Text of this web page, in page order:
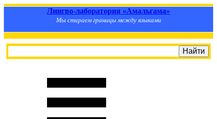
Лингво-лаборатория «Амальгама»
Мы стираем границы между языками